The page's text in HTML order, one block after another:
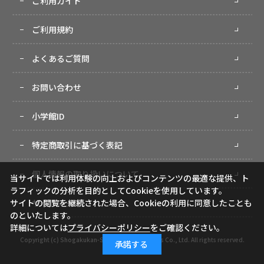
ご利用規約
よくあるご質問
お問い合わせ
小学館ID
特定商取引に基づく表記
個人情報の取り扱いについて
サイトマップ
Copyright (c) Shogakukan-Shueisha Productions Co., Ltd. All rights reserved.
当サイトでは利用体験の向上およびコンテンツの最適な提供、ト
ラフィックの分析を目的としてCookieを使用しています。
サイトの閲覧を継続された場合、Cookieの利用に同意したことも
のといたします。
詳細についてはプライバシーポリシーをご確認ください。
承諾する